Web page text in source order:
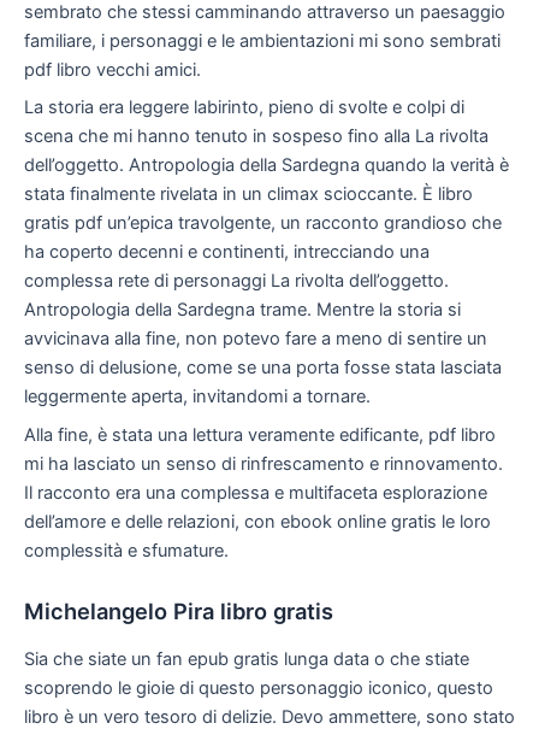
sembrato che stessi camminando attraverso un paesaggio
familiare, i personaggi e le ambientazioni mi sono sembrati
pdf libro vecchi amici.
La storia era leggere labirinto, pieno di svolte e colpi di
scena che mi hanno tenuto in sospeso fino alla La rivolta
dell’oggetto. Antropologia della Sardegna quando la verità è
stata finalmente rivelata in un climax scioccante. È libro
gratis pdf un’epica travolgente, un racconto grandioso che
ha coperto decenni e continenti, intrecciando una
complessa rete di personaggi La rivolta dell’oggetto.
Antropologia della Sardegna trame. Mentre la storia si
avvicinava alla fine, non potevo fare a meno di sentire un
senso di delusione, come se una porta fosse stata lasciata
leggermente aperta, invitandomi a tornare.
Alla fine, è stata una lettura veramente edificante, pdf libro
mi ha lasciato un senso di rinfrescamento e rinnovamento.
Il racconto era una complessa e multifaceta esplorazione
dell’amore e delle relazioni, con ebook online gratis le loro
complessità e sfumature.
Michelangelo Pira libro gratis
Sia che siate un fan epub gratis lunga data o che stiate
scoprendo le gioie di questo personaggio iconico, questo
libro è un vero tesoro di delizie. Devo ammettere, sono stato